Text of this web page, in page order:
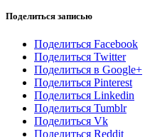
Поделиться записью
Поделиться Facebook
Поделиться Twitter
Поделиться в Google+
Поделиться Pinterest
Поделиться Linkedin
Поделиться Tumblr
Поделиться Vk
Поделиться Reddit